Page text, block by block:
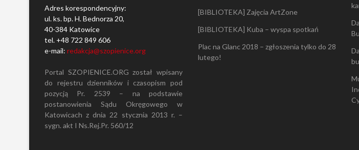
Adres korespondencyjny:
ul. ks. bp. H. Bednorza 20,
40-384 Katowice
tel. +48 722 849 606
e-mail: redakcja@szopienice.org
Portal SZOPIENICE.ORG został wpisany
do rejestru dzienników i czasopism pod
pozycją Pr. 2539 – na podstawie
postanowienia Sądu Okręgowego w
Katowicach z dnia 22 stycznia 2013 r. –
sygn. akt I Ns.Rej.Pr. 560/12
[BIBLIOTEKA] Zajęcia ArtZone
[BIBLIOTEKA] Kuba – wyspa spotkań
Plac na Glanc 2018 – zgłoszenia tylko do 28
lutego!